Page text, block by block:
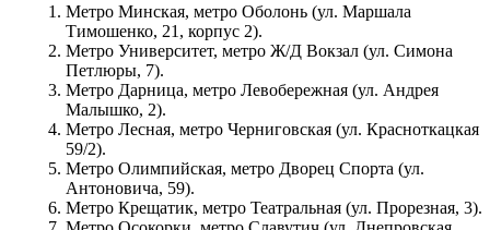
Метро Минская, метро Оболонь (ул. Маршала
Тимошенко, 21, корпус 2).
Метро Университет, метро Ж/Д Вокзал (ул. Симона
Петлюры, 7).
Метро Дарница, метро Левобережная (ул. Андрея
Малышко, 2).
Метро Лесная, метро Черниговская (ул. Красноткацкая
59/2).
Метро Олимпийская, метро Дворец Спорта (ул.
Антоновича, 59).
Метро Крещатик, метро Театральная (ул. Прорезная, 3).